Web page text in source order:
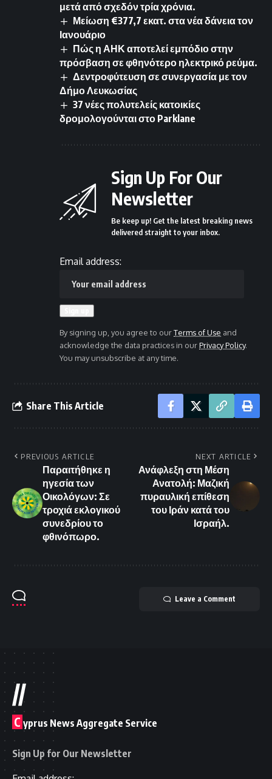
μετά από σχεδόν τρία χρόνια.
Μείωση €377,7 εκατ. στα νέα δάνεια τον
Ιανουάριο
Πώς η ΑΗΚ αποτελεί εμπόδιο στην
πρόσβαση σε φθηνότερο ηλεκτρικό ρεύμα.
Δεντροφύτευση σε συνεργασία με τον
Δήμο Λευκωσίας
37 νέες πολυτελείς κατοικίες
δρομολογούνται στο Parklane
Sign Up For Our
Newsletter
Be keep up! Get the latest breaking news
delivered straight to your inbox.
Email address:
By signing up, you agree to ourTerms of Use and
acknowledge the data practices in ourPrivacy Policy.
You may unsubscribe at any time.
Share This Article
PREVIOUS ARTICLE
Παραιτήθηκε η
ηγεσία των
Οικολόγων: Σε
τροχιά εκλογικού
συνεδρίου το
φθινόπωρο.
NEXT ARTICLE
Ανάφλεξη στη Μέση
Ανατολή: Μαζική
πυραυλική επίθεση
του Ιράν κατά του
Ισραήλ.
Leave a Comment
//
C yprus News Aggregate Service
Sign Up for Our Newsletter